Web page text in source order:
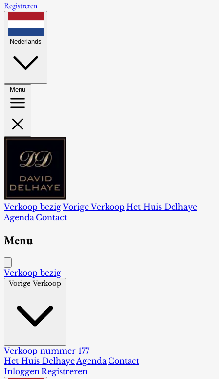
Registreren
Nederlands
Menu
Verkoop bezigVorige Verkoop Het Huis Delhaye
Agenda Contact
Menu
Verkoop bezig
Vorige Verkoop
Verkoop nummer 177
Het Huis DelhayeAgenda Contact
InloggenRegistreren